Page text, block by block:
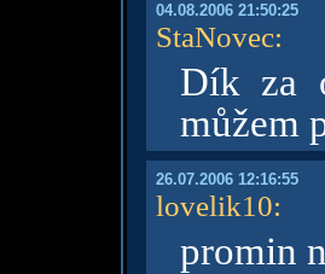
04.08.2006 21:50:25
StaNovec:
Dík za
můžem
26.07.2006 12:16:55
lovelik10:
promin